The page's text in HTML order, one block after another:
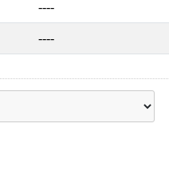
----
----